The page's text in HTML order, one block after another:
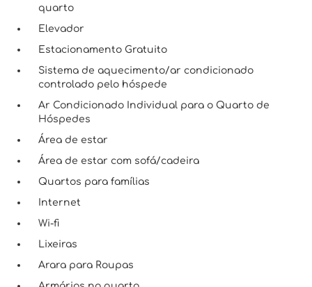
quarto
Elevador
Estacionamento Gratuito
Sistema de aquecimento/ar condicionado
controlado pelo hóspede
Ar Condicionado Individual para o Quarto de
Hóspedes
Área de estar
Área de estar com sofá/cadeira
Quartos para famílias
Internet
Wi-fi
Lixeiras
Arara para Roupas